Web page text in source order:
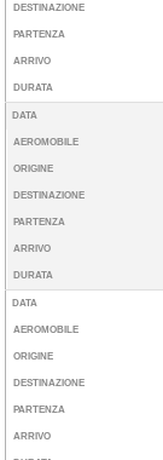
DESTINAZIONE
PARTENZA
ARRIVO
DURATA
DATA
AEROMOBILE
ORIGINE
DESTINAZIONE
PARTENZA
ARRIVO
DURATA
DATA
AEROMOBILE
ORIGINE
DESTINAZIONE
PARTENZA
ARRIVO